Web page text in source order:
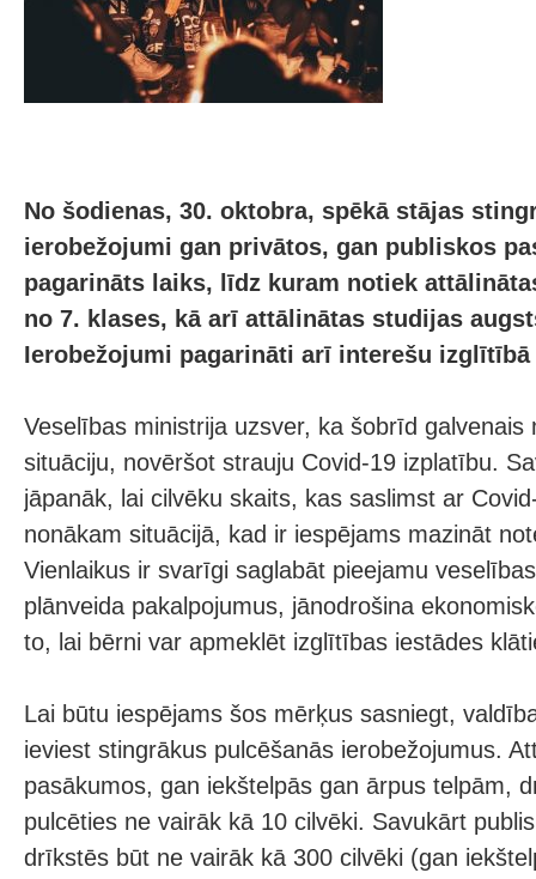
No šodienas, 30. oktobra, spēkā stājas
ierobežojumi gan privātos, gan publiskos
pagarināts laiks, līdz kuram notiek
no 7. klases, kā arī attālinātas studijas
Ierobežojumi pagarināti arī interešu
Veselības ministrija uzsver, ka šobrīd galvenais
situāciju, novēršot strauju Covid-19 izplatību.
jāpanāk, lai cilvēku skaits, kas saslimst ar
nonākam situācijā, kad ir iespējams mazināt
Vienlaikus ir svarīgi saglabāt pieejamu
plānveida pakalpojumus, jānodrošina
to, lai bērni var apmeklēt izglītības iestādes
Lai būtu iespējams šos mērķus sasniegt,
ieviest stingrākus pulcēšanās ierobežojumus.
pasākumos, gan iekštelpās gan ārpus telpām,
pulcēties ne vairāk kā 10 cilvēki. Savukārt
drīkstēs būt ne vairāk kā 300 cilvēki (gan